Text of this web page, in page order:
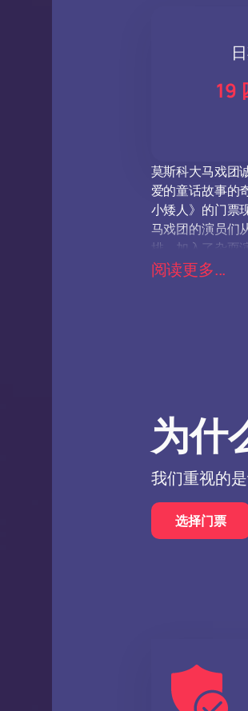
19
莫斯科大马戏团
爱的童话故事的
小矮人》的门票
马戏团的演员们
排，加入了杂耍
服装、布景和音
通过我们的
惠的价格购票
立即使用我们的
到发送至您提供
阅读更多...
为什
我们重视的
选择门票